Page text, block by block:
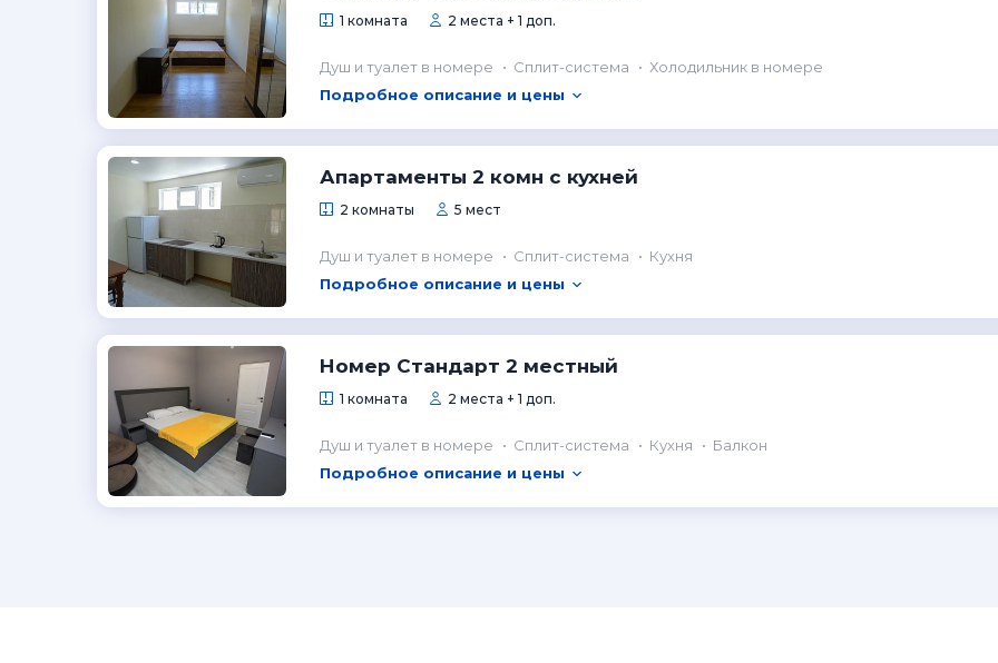
1 комната 2 места + 1 доп.
Душ и туалет в номере Сплит-система
Холодильник в номере
Подробное описание и цены
Апартаменты 2 комн с кухней
2 комнаты 5 мест
Душ и туалет в номере Сплит-система
Кухня
Подробное описание и цены
Номер Стандарт 2 местный
1 комната 2 места + 1 доп.
Душ и туалет в номере Сплит-система Кухня
Балкон
Подробное описание и цены